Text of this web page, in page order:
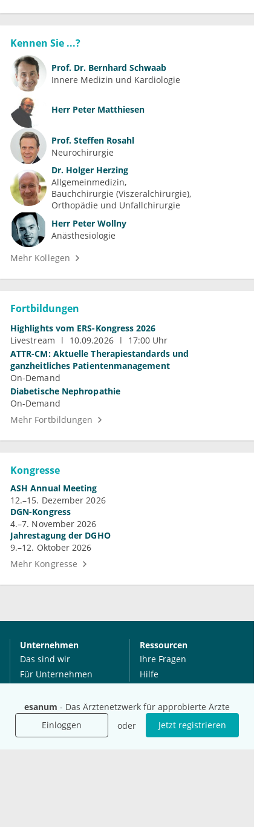
esanum - Das Ärztenetzwerk für approbierte Ärzte
Einloggen
oder Jetzt registrieren
Kennen Sie ...?
Prof. Dr. Bernhard Schwaab
Innere Medizin und Kardiologie
Herr Peter Matthiesen
Prof. Steffen Rosahl
Neurochirurgie
Dr. Holger Herzing
Allgemeinmedizin
Bauchchirurgie (Viszeralchirurgie)
Orthopädie und Unfallchirurgie
Herr Peter Wollny
Anästhesiologie
Mehr Kollegen
Fortbildungen
Highlights vom ERS-Kongress 2026
Livestream
10.09.2026
17:00 Uhr
ATTR-CM: Aktuelle Therapiestandards und
ganzheitliches Patientenmanagement
On-Demand
Diabetische Nephropathie
On-Demand
Mehr Fortbildungen
Kongresse
ASH Annual Meeting
12.–15. Dezember 2026
DGN-Kongress
4.–7. November 2026
Jahrestagung der DGHO
9.–12. Oktober 2026
Mehr Kongresse
Unternehmen
Das sind wir
Für Unternehmen
Mediadaten
Presse
Karriere
Ressourcen
Ihre Fragen
Hilfe